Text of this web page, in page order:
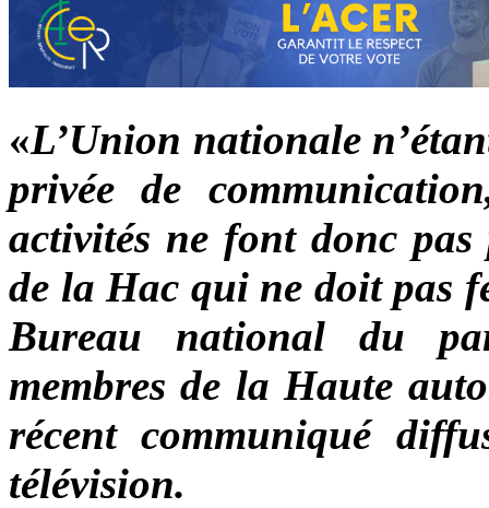
«L’Union nationale
privée de
activités ne font donc pas
de la Hac qui ne doit pas
Bureau national du
membres de la Haute
récent communiqué
télévision.